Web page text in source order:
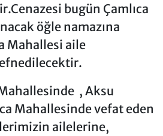
bugün Çamlıca
öğle namazına
Mahallesi aile
, Aksu
Mahallesinde vefat eden
ailelerine,